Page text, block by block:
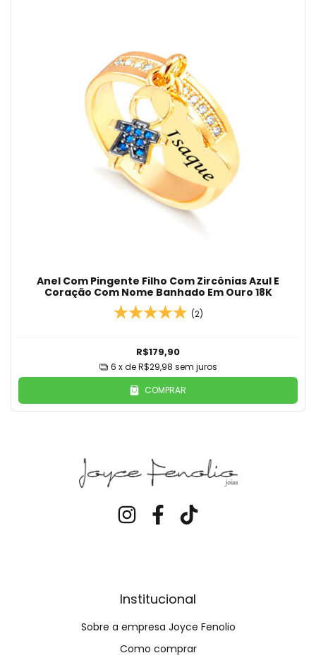
Anel Com Pingente Filho Com Zircônias Azul E
Coração Com Nome Banhado Em Ouro 18K
(2)
R$179,90
6 x deR$29,98 sem juros
COMPRAR
Institucional
Sobre a empresa Joyce Fenolio
Como comprar